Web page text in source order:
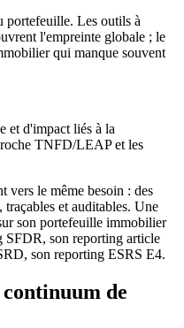
portefeuille. Les outils à
l'empreinte globale ; le
qui manque souvent
et d'impact liés à la
TNFD/LEAP et les
le même besoin : des
, traçables et auditables. Une
son portefeuille immobilier
SFDR, son reporting article
son reporting ESRS E4.
de